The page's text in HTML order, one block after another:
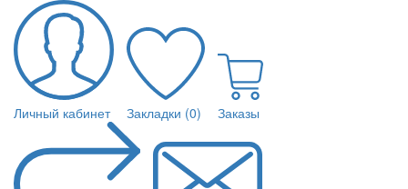
Личный кабинет Закладки (0) Заказы